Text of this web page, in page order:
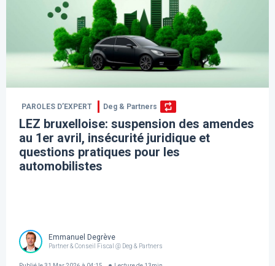
PAROLES D’EXPERT Deg & Partners
LEZ bruxelloise: suspension des amendes
au 1er avril, insécurité juridique et
questions pratiques pour les
automobilistes
Emmanuel Degrève
Partner & Conseil Fiscal @ Deg & Partners